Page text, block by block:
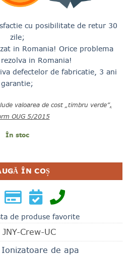
cu posibilitate de retur 30
zile;
in Romania! Orice problema
in Romania!
defectelor de fabricatie, 3 ani
garantie;
valoarea de cost „timbru verde”,
OUG 5/2015
În stoc
APA CREWELTER | 2 FILTRE | 9
ÎN COȘ
de produse favorite
JNY-Crew-UC
Ionizatoare de apa